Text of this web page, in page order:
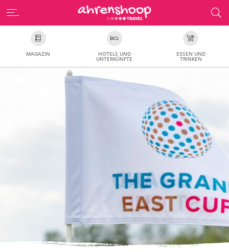
MAGAZIN HOTELS UND
UNTERKÜNFTE
ESSEN UND
TRINKEN